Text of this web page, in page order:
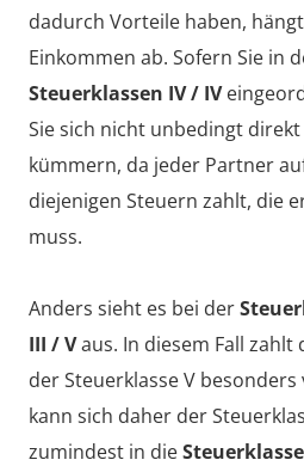
dadurch Vorteile haben,
Einkommen ab. Sofern Sie in
Steuerklassen IV / IV
Sie sich nicht unbedingt
kümmern, da jeder Partner
diejenigen Steuern zahlt, die
muss.
Anders sieht es bei der
III / Vaus. In diesem Fall
der Steuerklasse V
kann sich daher der
zumindest in die